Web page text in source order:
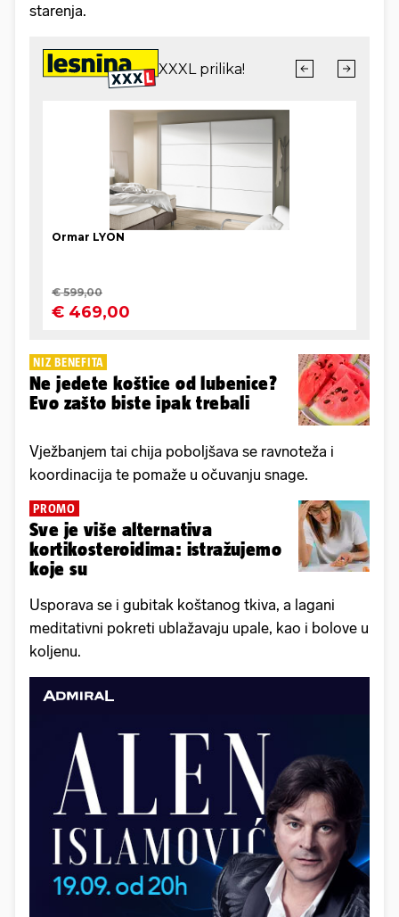
starenja.
NIZ BENEFITA
Ne jedete koštice od lubenice?
Evo zašto biste ipak trebali
Vježbanjem tai chija poboljšava se ravnoteža i
koordinacija te pomaže u očuvanju snage.
PROMO
Sve je više alternativa
kortikosteroidima: istražujemo
koje su
Usporava se i gubitak koštanog tkiva, a lagani
meditativni pokreti ublažavaju upale, kao i bolove u
koljenu.